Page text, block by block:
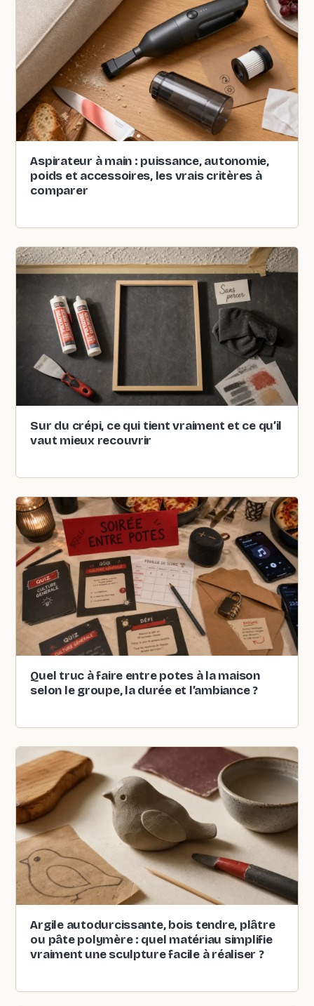
Aspirateur à main : puissance, autonomie,
poids et accessoires, les vrais critères à
comparer
Sur du crépi, ce qui tient vraiment et ce qu’il
vaut mieux recouvrir
Quel truc à faire entre potes à la maison
selon le groupe, la durée et l’ambiance ?
Argile autodurcissante, bois tendre, plâtre
ou pâte polymère : quel matériau simplifie
vraiment une sculpture facile à réaliser ?